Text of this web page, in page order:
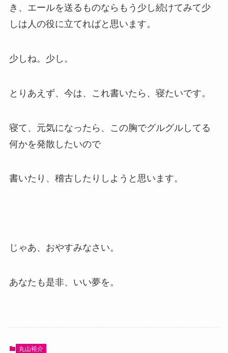
き、エールを送るものならもう少し続けてみて少
しは人の役に立てればと思います。
少しね。少し。
とりあえず、今は、これ書いたら、寝たいです。
寝て、元気になったら、この胸でグルグルしてる
何かを発散したいので
書いたり、稽古したりしようと思います。
じゃあ、おやすみなさい。
あなたも是非、いい夢を。
丸山裕介